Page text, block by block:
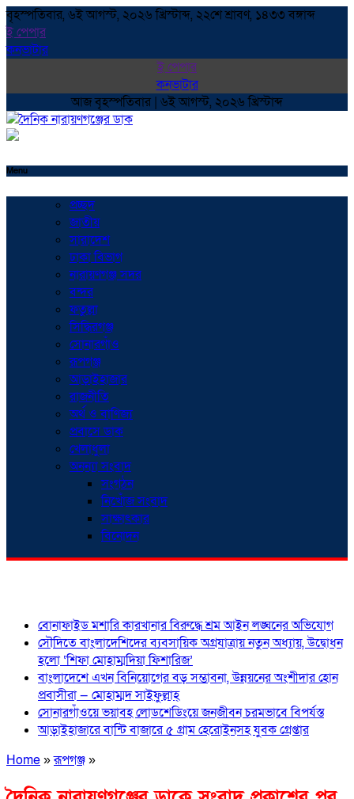
বৃহস্পতিবার, ৬ই আগস্ট, ২০২৬ খ্রিস্টাব্দ, ২২শে শ্রাবণ, ১৪৩৩ বঙ্গাব্দ
ই পেপার
কনভাটার
ই পেপার
কনভাটার
আজ বৃহস্পতিবার | ৬ই আগস্ট, ২০২৬ খ্রিস্টাব্দ
Menu
প্রচ্ছদ
জাতীয়
সারাদেশ
ঢাকা বিভাগ
নারায়ণগঞ্জ সদর
বন্দর
ফতুল্লা
সিদ্ধিরগঞ্জ
সোনারগাঁও
রূপগঞ্জ
আড়াইহাজার
রাজনীতি
অর্থ ও বাণিজ্য
প্রবাসে ডাক
খেলাধুলা
অনন্যা সংবাদ
সংগঠন
নিখোঁজ সংবাদ
সাক্ষাৎকার
বিনোদন
বোনাফাইড মশারি কারখানার বিরুদ্ধে শ্রম আইন লঙ্ঘনের অভিযোগ
সৌদিতে বাংলাদেশিদের ব্যবসায়িক অগ্রযাত্রায় নতুন অধ্যায়, উদ্বোধন
হলো ‘শিফা মোহাম্মদিয়া ফিশারিজ’
বাংলাদেশে এখন বিনিয়োগের বড় সম্ভাবনা, উন্নয়নের অংশীদার হোন
প্রবাসীরা — মোহাম্মদ সাইফুল্লাহ্
সোনারগাঁওয়ে ভয়াবহ লোডশেডিংয়ে জনজীবন চরমভাবে বিপর্যস্ত
আড়াইহাজারে বান্টি বাজারে ৫ গ্রাম হেরোইনসহ যুবক গ্রেপ্তার
Home»রূপগঞ্জ»